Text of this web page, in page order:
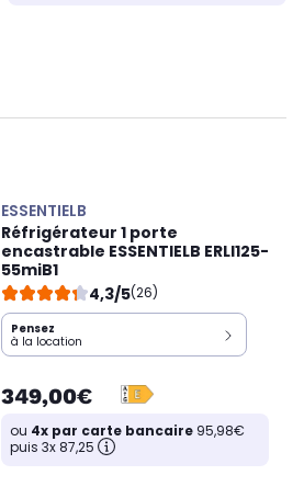
ESSENTIELB
Réfrigérateur 1 porte
encastrable ESSENTIELB ERLI125-
55miB1
4,3/5(26)
Pensez
à la location
349,00€
ou 4x par carte bancaire 95,98€
puis 3x 87,25